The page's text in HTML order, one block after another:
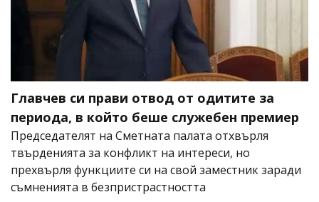
Главчев си прави отвод от одитите за
периода, в който беше служебен премиер
Председателят на Сметната палата отхвърля
твърденията за конфликт на интереси, но
прехвърля функциите си на свой заместник заради
съмненията в безпристрастността